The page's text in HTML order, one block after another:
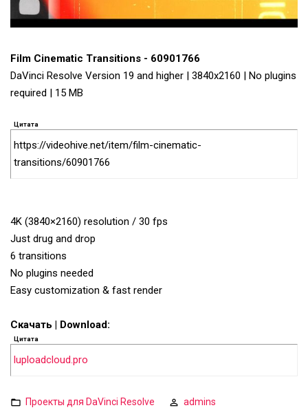
Film Cinematic Transitions - 60901766
DaVinci Resolve Version 19 and higher | 3840x2160 | No plugins
required | 15 MB
Цитата
https://videohive.net/item/film-cinematic-
transitions/60901766
4K (3840×2160) resolution / 30 fps
Just drug and drop
6 transitions
No plugins needed
Easy customization & fast render
Скачать | Download:
Цитата
luploadcloud.pro
Проекты для DaVinci Resolve admins